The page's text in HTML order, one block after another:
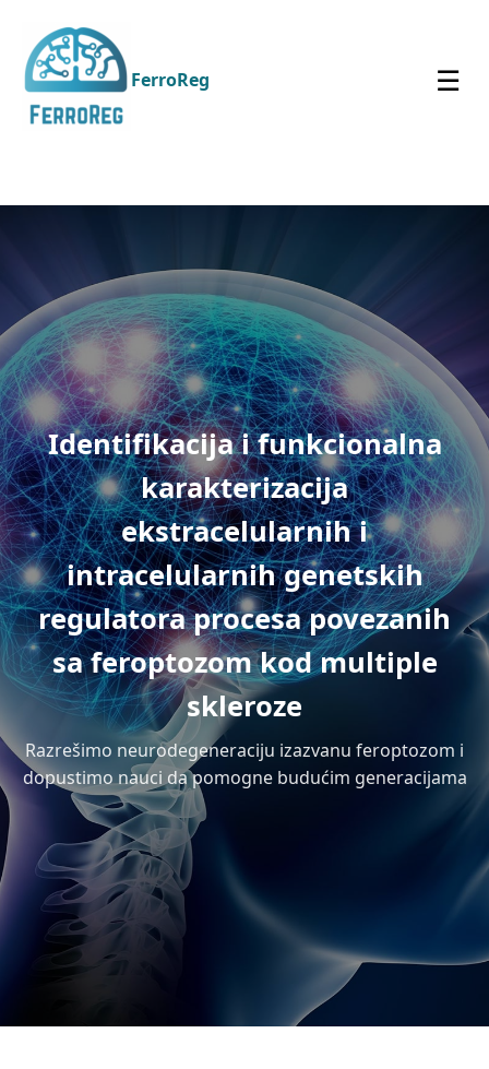
FerroReg ☰
Identifikacija i funkcionalna
karakterizacija
ekstracelularnih i
intracelularnih genetskih
regulatora procesa povezanih
sa feroptozom kod multiple
skleroze
Razrešimo neurodegeneraciju izazvanu feroptozom i
dopustimo nauci da pomogne budućim generacijama